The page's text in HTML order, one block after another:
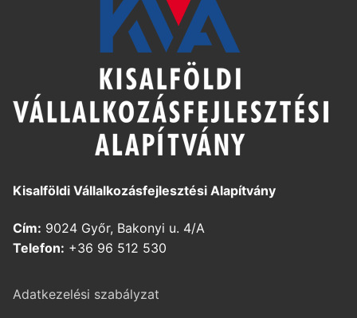
Kisalföldi Vállalkozásfejlesztési Alapítvány
Cím: 9024 Győr, Bakonyi u. 4/A
Telefon: +36 96 512 530
Adatkezelési szabályzat